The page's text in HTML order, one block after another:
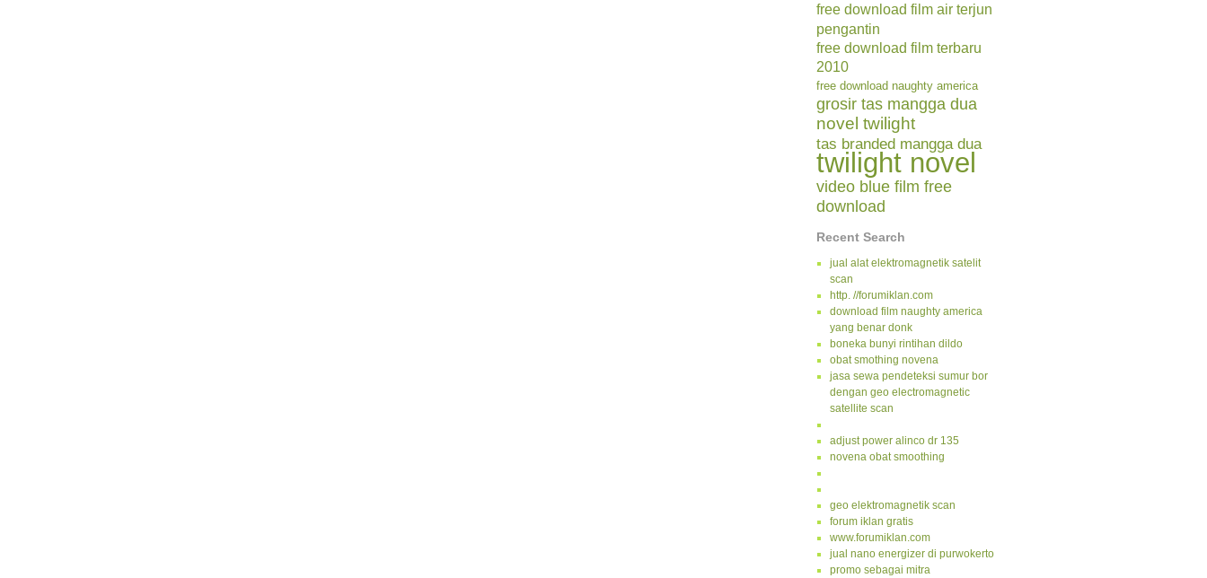
free download film air terjun
pengantin
free download film terbaru
2010
free download naughty america
grosir tas mangga dua
novel twilight
tas branded mangga dua
twilight novel
video blue film free
download
Recent Search
jual alat elektromagnetik satelit
scan
http. //forumiklan.com
download film naughty america
yang benar donk
boneka bunyi rintihan dildo
obat smothing novena
jasa sewa pendeteksi sumur bor
dengan geo electromagnetic
satellite scan
adjust power alinco dr 135
novena obat smoothing
geo elektromagnetik scan
forum iklan gratis
www.forumiklan.com
jual nano energizer di purwokerto
promo sebagai mitra